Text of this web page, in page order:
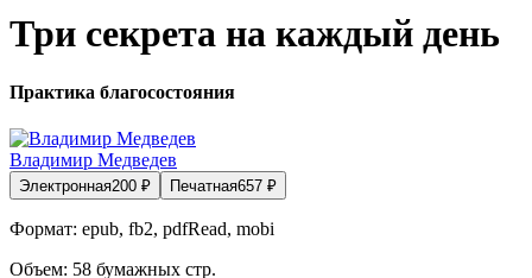
Три секрета на каждый день
Практика благосостояния
Владимир Медведев
Электронная200 ₽ Печатная657 ₽
Формат: epub, fb2, pdfRead, mobi
Объем: 58 бумажных стр.